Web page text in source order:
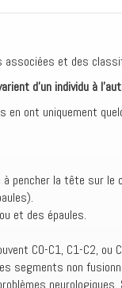
associées et des
d’un individu à
en ont uniquement
pencher la tête sur le
et des épaules.
C0-C1, C1-C2, ou
segments non
neurologiques.